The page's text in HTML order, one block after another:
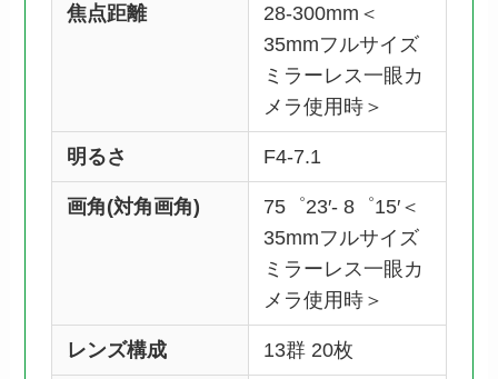
焦点距離
28-300mm＜
35mmフルサイズ
ミラーレス一眼カ
メラ使用時＞
明るさ F4-7.1
画角(対角画角)
75゜23′- 8゜15′＜
35mmフルサイズ
ミラーレス一眼カ
メラ使用時＞
レンズ構成 13群 20枚